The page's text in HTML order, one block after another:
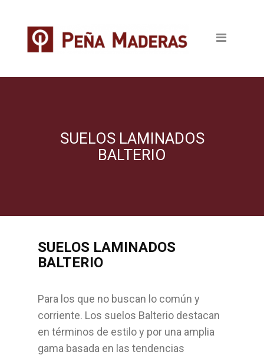
Productos
Tableros
Pavimentos
Ventanas
Sistemas Grass
SUELOS LAMINADOS
BALTERIO
SUELOS LAMINADOS
BALTERIO
Para los que no buscan lo común y
corriente. Los suelos Balterio destacan
en términos de estilo y por una amplia
gama basada en las tendencias